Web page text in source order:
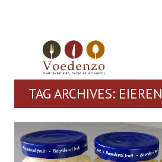
TAG ARCHIVES: EIEREN